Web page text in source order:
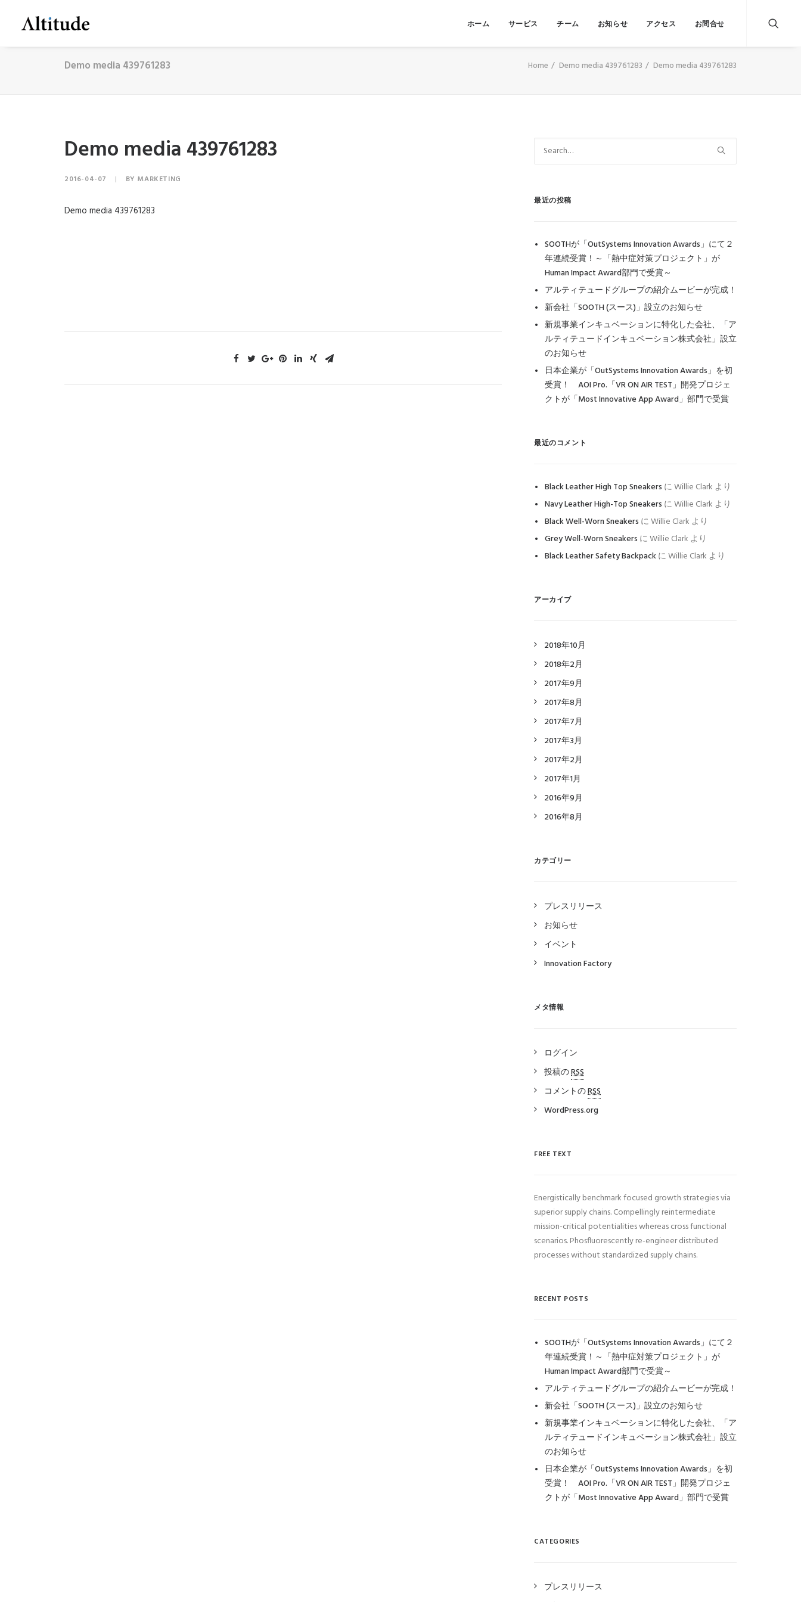
ホーム サービス チーム お知らせ アクセス お問合せ
Demo media 439761283 Home Demo media 439761283 Demo media 439761283
Demo media 439761283
2016-04-07 | BY MARKETING
Demo media 439761283
最近の投稿
SOOTHが「OutSystems Innovation Awards」にて２
年連続受賞！～「熱中症対策プロジェクト」が
Human Impact Award部門で受賞～
アルティテュードグループの紹介ムービーが完成！
新会社「SOOTH (スース)」設立のお知らせ
新規事業インキュベーションに特化した会社、「ア
ルティテュードインキュベーション株式会社」設立
のお知らせ
日本企業が「OutSystems Innovation Awards」を初
受賞！ AOI Pro.「VR ON AIR TEST」開発プロジェ
クトが「Most Innovative App Award」部門で受賞
最近のコメント
Black Leather High Top Sneakers にWillie Clark より
Navy Leather High-Top Sneakers にWillie Clark より
Black Well-Worn Sneakers にWillie Clark より
Grey Well-Worn Sneakers にWillie Clark より
Black Leather Safety BackpackにWillie Clark より
アーカイブ
2018年10月
2018年2月
2017年9月
2017年8月
2017年7月
2017年3月
2017年2月
2017年1月
2016年9月
2016年8月
カテゴリー
プレスリリース
お知らせ
イベント
Innovation Factory
メタ情報
ログイン
投稿のRSS
コメントのRSS
WordPress.org
FREE TEXT
Energistically benchmark focused growth strategies via
superior supply chains. Compellingly reintermediate
mission-critical potentialities whereas cross functional
scenarios. Phosfluorescently re-engineer distributed
processes without standardized supply chains.
RECENT POSTS
SOOTHが「OutSystems Innovation Awards」にて２
年連続受賞！～「熱中症対策プロジェクト」が
Human Impact Award部門で受賞～
アルティテュードグループの紹介ムービーが完成！
新会社「SOOTH (スース)」設立のお知らせ
新規事業インキュベーションに特化した会社、「ア
ルティテュードインキュベーション株式会社」設立
のお知らせ
日本企業が「OutSystems Innovation Awards」を初
受賞！ AOI Pro.「VR ON AIR TEST」開発プロジェ
クトが「Most Innovative App Award」部門で受賞
CATEGORIES
プレスリリース